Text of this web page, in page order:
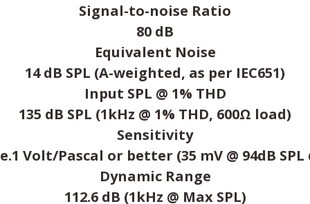
Signal-to-noise Ratio
80 dB
Equivalent Noise
14 dB SPL (A-weighted, as per IEC651)
Input SPL @ 1% THD
135 dB SPL (1kHz @ 1% THD, 600Ω load)
Sensitivity
Volt/Pascal or better (35 mV @ 94dB SPL
Dynamic Range
112.6 dB (1kHz @ Max SPL)